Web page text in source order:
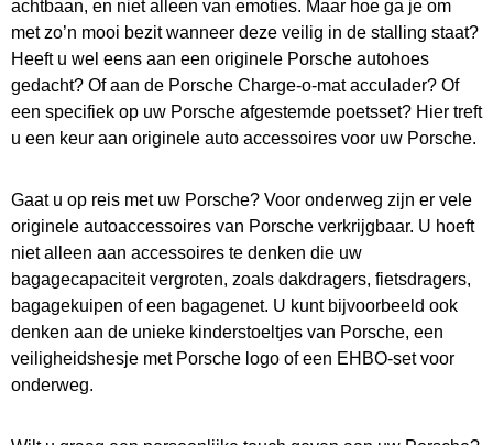
achtbaan, en niet alleen van emoties. Maar hoe ga je om
met zo’n mooi bezit wanneer deze veilig in de stalling staat?
Heeft u wel eens aan een originele Porsche autohoes
gedacht? Of aan de Porsche Charge-o-mat acculader? Of
een specifiek op uw Porsche afgestemde poetsset? Hier treft
u een keur aan originele auto accessoires voor uw Porsche.
Gaat u op reis met uw Porsche? Voor onderweg zijn er vele
originele autoaccessoires van Porsche verkrijgbaar. U hoeft
niet alleen aan accessoires te denken die uw
bagagecapaciteit vergroten, zoals dakdragers, fietsdragers,
bagagekuipen of een bagagenet. U kunt bijvoorbeeld ook
denken aan de unieke kinderstoeltjes van Porsche, een
veiligheidshesje met Porsche logo of een EHBO-set voor
onderweg.